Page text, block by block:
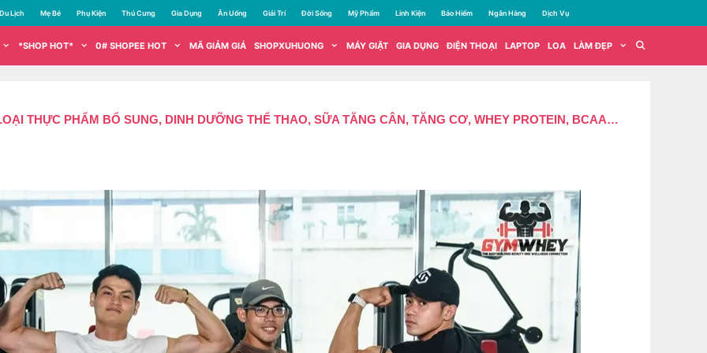
Du Lịch Mẹ Bé Phụ Kiện Thú Cưng Gia Dụng Ăn Uống Giải Trí Đời Sống Mỹ Phẩm Linh Kiện Bảo Hiểm Ngân Hàng Dịch Vụ
*SHOP HOT* 0# SHOPEE HOT MÃ GIẢM GIÁ SHOPXUHUONG MÁY GIẶT GIA DỤNG ĐIỆN THOẠI LAPTOP LOA LÀM ĐẸP
THỰC PHẨM BỔ SUNG, DINH DƯỠNG THỂ THAO, SỮA TĂNG CÂN, TĂNG CƠ, WHEY PROTEIN, BCAA…